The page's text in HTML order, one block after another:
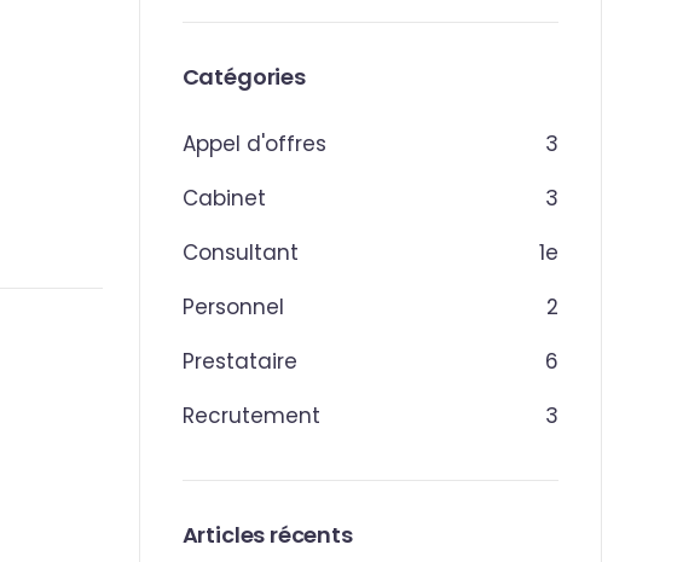
Catégories
Appel d'offres
3
Cabinet
3
Consultant
e
1
Personnel
2
Prestataire
6
Recrutement
3
Articles récents